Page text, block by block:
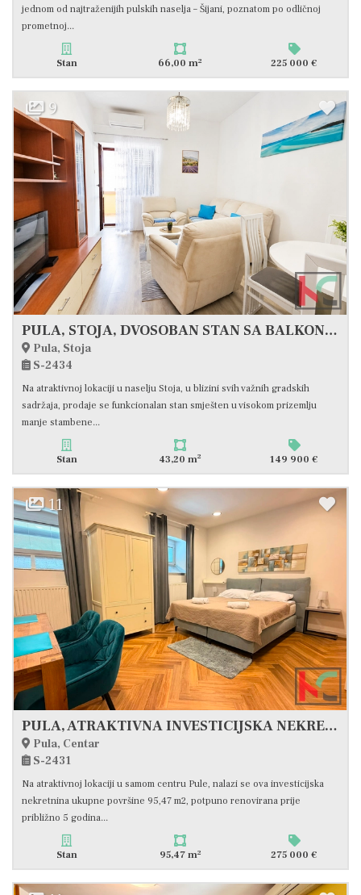
jednom od najtraženijih pulskih naselja – Šijani, poznatom po odličnoj
prometnoj...
Stan 66,00 m2 225 000 €
9
PULA, STOJA, DVOSOBAN STAN SA BALKONOM 43,20M2 #PRODAJA
Pula, Stoja
S-2434
Na atraktivnoj lokaciji u naselju Stoja, u blizini svih važnih gradskih
sadržaja, prodaje se funkcionalan stan smješten u visokom prizemlju
manje stambene...
Stan 43,20 m2 149 900 €
11
PULA, ATRAKTIVNA INVESTICIJSKA NEKRETNINA U CENTRU – 95,47 m², #PRODAJA
Pula, Centar
S-2431
Na atraktivnoj lokaciji u samom centru Pule, nalazi se ova investicijska
nekretnina ukupne površine 95,47 m2, potpuno renovirana prije
približno 5 godina...
Stan 95,47 m2 275 000 €